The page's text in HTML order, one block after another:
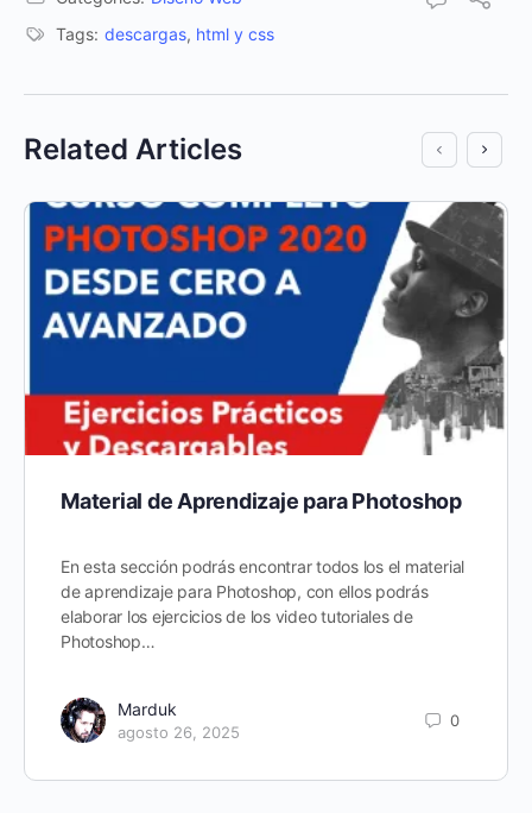
Tags: descargas, html y css
Related Articles
Material de Aprendizaje para Photoshop
En esta sección podrás encontrar todos los el material
de aprendizaje para Photoshop, con ellos podrás
elaborar los ejercicios de los video tutoriales de
Photoshop…
Marduk
agosto 26, 2025
0